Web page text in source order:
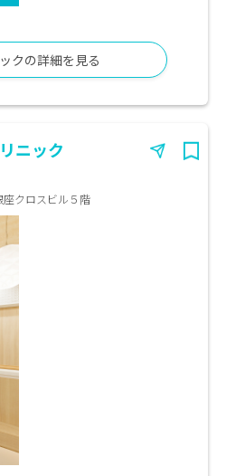
クの詳細を見る
ニック
座クロスビル５階